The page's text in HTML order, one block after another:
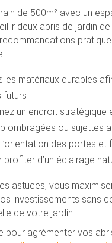
de 500m² avec un
deux abris de jardin de
:
les matériaux durables
futurs
un endroit stratégique
ombragées ou sujettes
des portes et
profiter d’un éclairage
astuces, vous
investissements sans
de votre jardin.
pour agrémenter vos